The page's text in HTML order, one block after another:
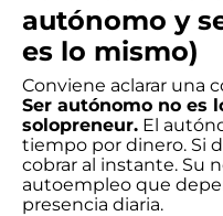
autónomo y
es lo mismo)
Conviene aclarar una
Ser autónomo no es
solopreneur. El
tiempo por dinero. Si
cobrar al instante. Su
autoempleo que
presencia diaria.